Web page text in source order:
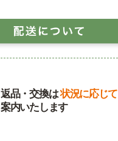
返品・交換は状況に応じて
案内いたします